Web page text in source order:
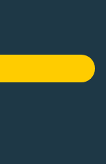
をつけました。ち